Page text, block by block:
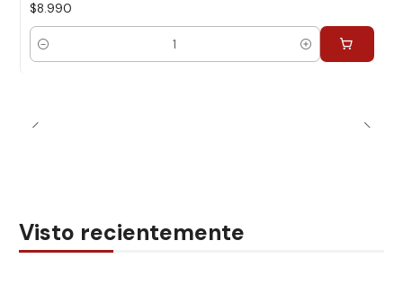
$8.990
Cantidad
Visto recientemente